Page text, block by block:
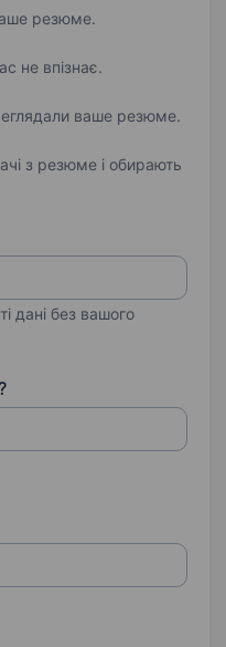
резюме.
не впізнає.
ваше резюме.
з резюме і обирають
дані без вашого